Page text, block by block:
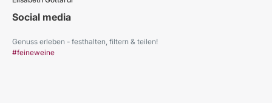
Social media
Genuss erleben - festhalten, filtern & teilen!
#feineweine